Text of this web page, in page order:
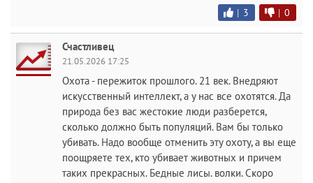
| 3 | 0
Счастливец
21.05.2026 17:25
Охота - пережиток прошлого. 21 век. Внедряют
искусственный интеллект, а у нас все охотятся. Да
природа без вас жестокие люди разберется,
сколько должно быть популяций. Вам бы только
убивать. Надо вообще отменить эту охоту, а вы еще
поощряете тех, кто убивает животных и причем
таких прекрасных. Бедные лисы. волки. Скоро